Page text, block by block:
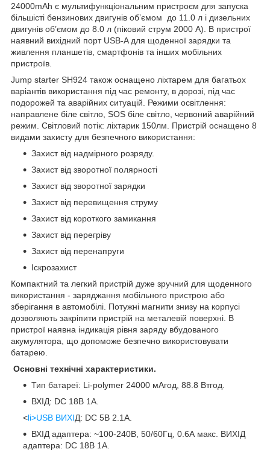
24000mAh є мультифункціональним пристроєм для запуска
більшісті бензинових двигунів об’ємом до 11.0 л і дизельних
двигунів об’ємом до 8.0 л (піковий струм 2000 А). В пристрої
наявний вихідний порт USB-A для щоденної зарядки та
живлення планшетів, смартфонів та інших мобільних
пристроїв.
Jump starter SH924 також оснащено ліхтарем для багатьох
варіантів використання під час ремонту, в дорозі, під час
подорожей та аварійних ситуацій. Режими освітлення:
направлене біле світло, SOS біле світло, червоний аварійний
режим. Світловий потік: ліхтарик 150лм. Пристрій оснащено 8
видами захисту для безпечного використання:
Захист від надмірного розряду.
Захист від зворотної полярності
Захист від зворотної зарядки
Захист від перевищення струму
Захист від короткого замикання
Захист від перегріву
Захист від перенапруги
Іскрозахист
Компактний та легкий пристрій дуже зручний для щоденного
використання - заряджання мобільного пристрою або
зберігання в автомобілі. Потужні магнити знизу на корпусі
дозволяють закріпити пристрій на металевій поверхні. В
пристрої наявна індикація рівня заряду вбудованого
акумулятора, що допоможе безпечно використовувати
батарею.
Основні технічні характеристики.
Тип батареї: Li-polymer 24000 мАгод, 88.8 Втгод.
ВХІД: DC 18В 1A.
<li>USB ВИХІД: DC 5В 2.1A.
ВХІД адаптера: ~100-240В, 50/60Гц, 0.6А макс. ВИХІД
адаптера: DC 18В 1A.